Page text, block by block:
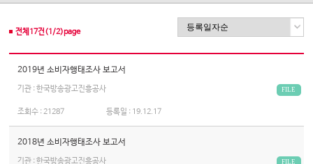
전체 17건(1 /2)page
2019년 소비자행태조사 보고서
기관 : 한국방송광고진흥공사 FILE
조회수 :21287 등록일 : 19.12.17
2018년 소비자행태조사 보고서
기관 : 한국방송광고진흥공사 FILE